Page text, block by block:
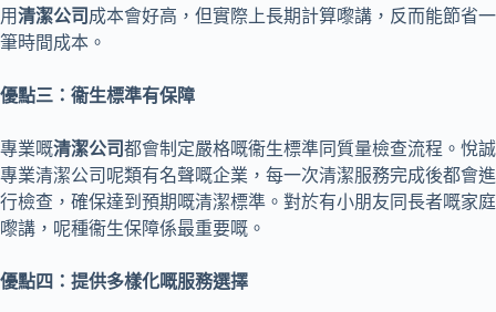
用清潔公司 成本會好高，但實際上長期計算嚟講，反而能節省一
筆時間成本。
優點三：衞生標準有保障
專業嘅清潔公司都會制定嚴格嘅衞生標準同質量檢查流程。悅誠
專業清潔公司呢類有名聲嘅企業，每一次清潔服務完成後都會進
行檢查，確保達到預期嘅清潔標準。對於有小朋友同長者嘅家庭
嚟講，呢種衞生保障係最重要嘅。
優點四：提供多樣化嘅服務選擇